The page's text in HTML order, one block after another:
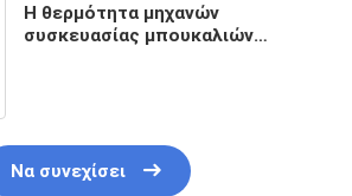
Η θερμότητα μηχανών
συσκευασίας μπουκαλιών
Να συνεχίσει